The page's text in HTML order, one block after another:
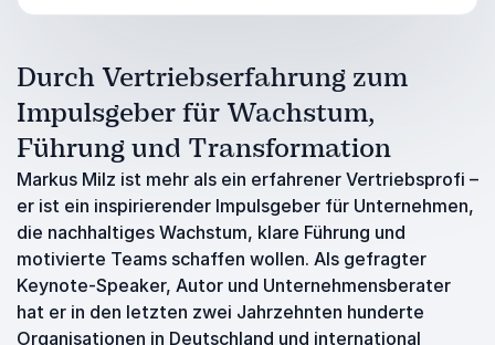
Durch Vertriebserfahrung zum
Impulsgeber für Wachstum,
Führung und Transformation
Markus Milz ist mehr als ein erfahrener Vertriebsprofi –
er ist ein inspirierender Impulsgeber für Unternehmen,
die nachhaltiges Wachstum, klare Führung und
motivierte Teams schaffen wollen. Als gefragter
Keynote-Speaker, Autor und Unternehmensberater
hat er in den letzten zwei Jahrzehnten hunderte
Organisationen in Deutschland und international